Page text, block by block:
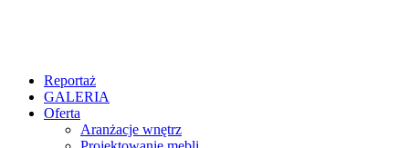
Reportaż
GALERIA
Oferta
Aranżacje wnętrz